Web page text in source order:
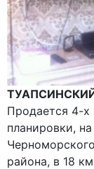
Продается 4-х
планировки,
района, в 18 км